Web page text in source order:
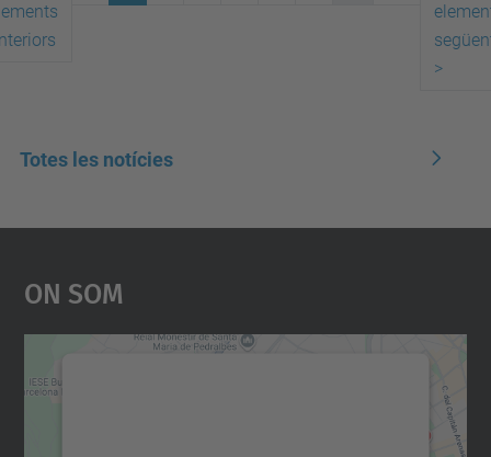
>
Totes les notícies
On Som